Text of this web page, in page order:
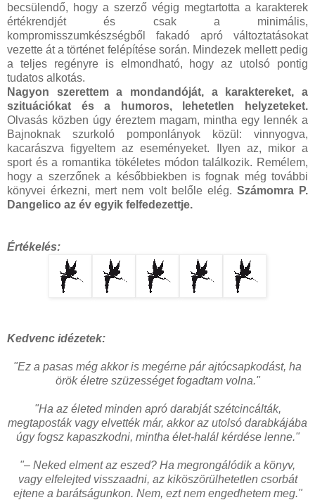
becsülendő, hogy a szerző végig megtartotta a karakterek
értékrendjét és csak a minimális,
kompromisszumkészségből fakadó apró változtatásokat
vezette át a történet felépítése során. Mindezek mellett pedig
a teljes regényre is elmondható, hogy az utolsó pontig
tudatos alkotás.
Nagyon szerettem a mondandóját, a karaktereket, a
szituációkat és a humoros, lehetetlen helyzeteket.
Olvasás közben úgy éreztem magam, mintha egy lennék a
Bajnoknak szurkoló pomponlányok közül: vinnyogva,
kacarászva figyeltem az eseményeket. Ilyen az, mikor a
sport és a romantika tökéletes módon találkozik. Remélem,
hogy a szerzőnek a későbbiekben is fognak még további
könyvei érkezni, mert nem volt belőle elég. Számomra P.
Dangelico az év egyik felfedezettje.
Értékelés:
Kedvenc idézetek:
"Ez a pasas még akkor is megérne pár ajtócsapkodást, ha
örök életre szüzességet fogadtam volna."
"Ha az életed minden apró darabját szétcincálták,
megtaposták vagy elvették már, akkor az utolsó darabkájába
úgy fogsz kapaszkodni, mintha élet-halál kérdése lenne."
"– Neked elment az eszed? Ha megrongálódik a könyv,
vagy elfelejted visszaadni, az kiköszörülhetetlen csorbát
ejtene a barátságunkon. Nem, ezt nem engedhetem meg."